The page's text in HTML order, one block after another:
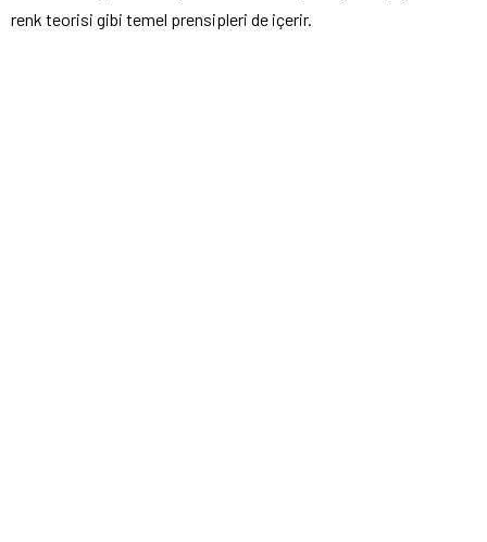
renk teorisi gibi temel prensipleri de içerir.